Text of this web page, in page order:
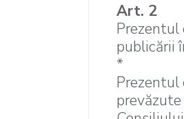
Art. 2
Prezentul
publicării
*